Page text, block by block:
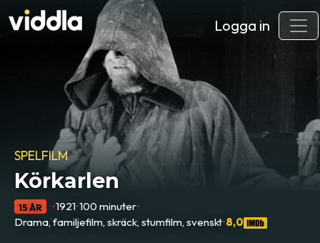
Logga in
SPELFILM
Körkarlen
15 ÅR •1921•100 minuter•
Drama, familjefilm, skräck, stumfilm, svenskt•8,0